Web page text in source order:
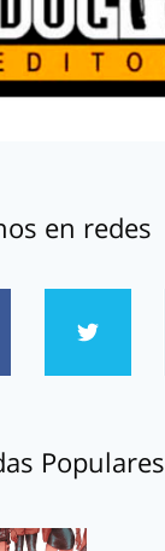
en redes
Populares